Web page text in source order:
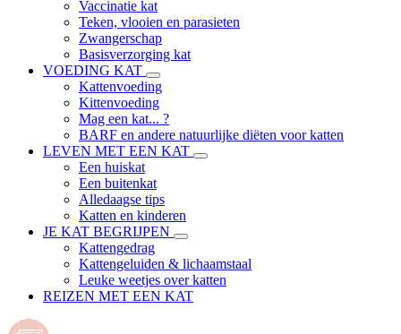
Vaccinatie kat
Teken, vlooien en parasieten
Zwangerschap
Basisverzorging kat
VOEDING KAT
Kattenvoeding
Kittenvoeding
Mag een kat... ?
BARF en andere natuurlijke diëten voor katten
LEVEN MET EEN KAT
Een huiskat
Een buitenkat
Alledaagse tips
Katten en kinderen
JE KAT BEGRIJPEN
Kattengedrag
Kattengeluiden & lichaamstaal
Leuke weetjes over katten
REIZEN MET EEN KAT